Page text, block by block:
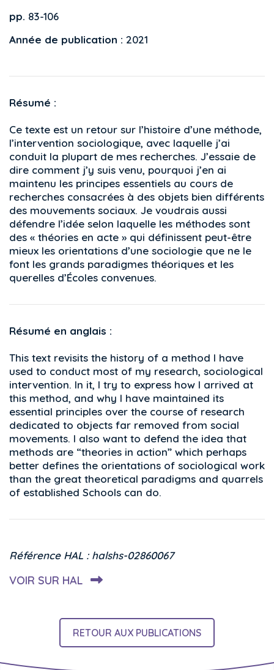
pp. 83-106
Année de publication : 2021
Résumé :
Ce texte est un retour sur l’histoire d’une méthode,
l’intervention sociologique, avec laquelle j’ai
conduit la plupart de mes recherches. J’essaie de
dire comment j’y suis venu, pourquoi j’en ai
maintenu les principes essentiels au cours de
recherches consacrées à des objets bien différents
des mouvements sociaux. Je voudrais aussi
défendre l’idée selon laquelle les méthodes sont
des « théories en acte » qui définissent peut-être
mieux les orientations d’une sociologie que ne le
font les grands paradigmes théoriques et les
querelles d’Écoles convenues.
Résumé en anglais :
This text revisits the history of a method I have
used to conduct most of my research, sociological
intervention. In it, I try to express how I arrived at
this method, and why I have maintained its
essential principles over the course of research
dedicated to objects far removed from social
movements. I also want to defend the idea that
methods are “theories in action” which perhaps
better defines the orientations of sociological work
than the great theoretical paradigms and quarrels
of established Schools can do.
Référence HAL : halshs-02860067
VOIR SUR HAL
RETOUR AUX PUBLICATIONS